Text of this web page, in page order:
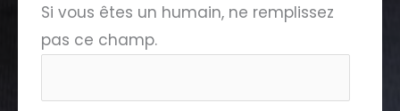
Si vous êtes un humain, ne remplissez
pas ce champ.